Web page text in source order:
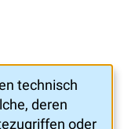
technisch
deren
oder